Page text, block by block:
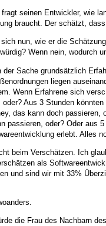
seinen Entwickler, wie
braucht. Der schätzt,
nun, wie er die
Wenn nein, wodurch
der Sache grundsätzlich
liegen
Wenn Erfahrene sich
Aus 3 Stunden
das kann doch passieren,
passieren, oder? Oder aus
erlebt. Alles
beim Verschätzen. Ich
als
und sind wir mit 33%
die Frau des Nachbarn